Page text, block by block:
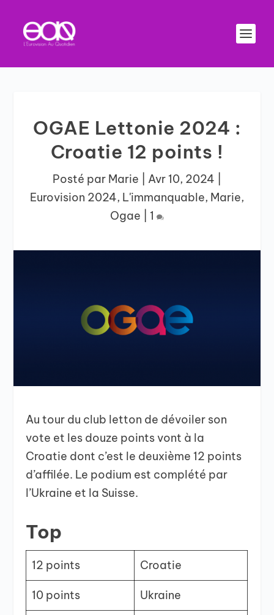
OGAE Lettonie 2024 :
Croatie 12 points !
Posté par Marie Avr 10, 2024
Eurovision 2024, L'immanquable, Marie,
Ogae
1
Au tour du club letton de dévoiler son
vote et les douze points vont à la
Croatie dont c’est le deuxième 12 points
d’affilée. Le podium est complété par
l’Ukraine et la Suisse.
Top
12 points Croatie
10 points Ukraine